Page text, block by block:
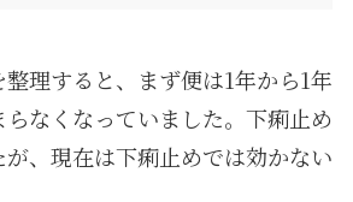
理すると、まず便は1年から1年
なくなっていました。下痢止め
が、現在は下痢止めでは効かない